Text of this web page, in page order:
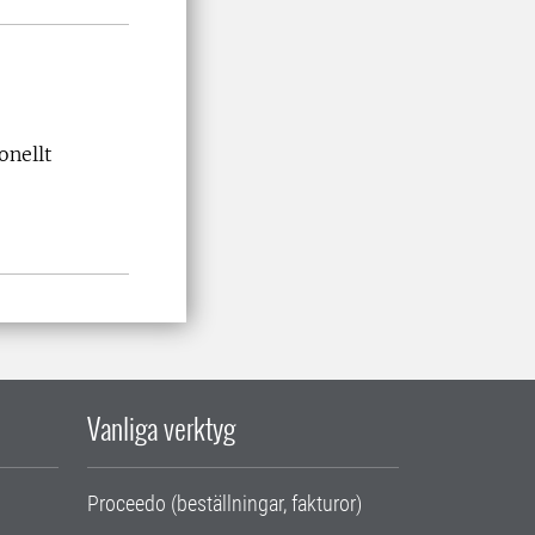
Vanliga verktyg
Proceedo (beställningar, fakturor)